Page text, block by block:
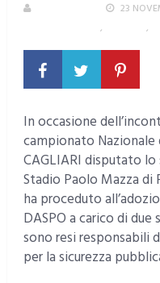
23
, ,
In occasione
campionato Nazionale
CAGLIARI disputato
Stadio Paolo Mazza di
ha proceduto
DASPO a carico di
sono resi responsabili
per la sicurezza